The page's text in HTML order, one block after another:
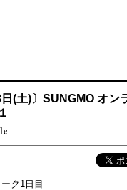
日(土)〕SUNGMO オン
ク1日目